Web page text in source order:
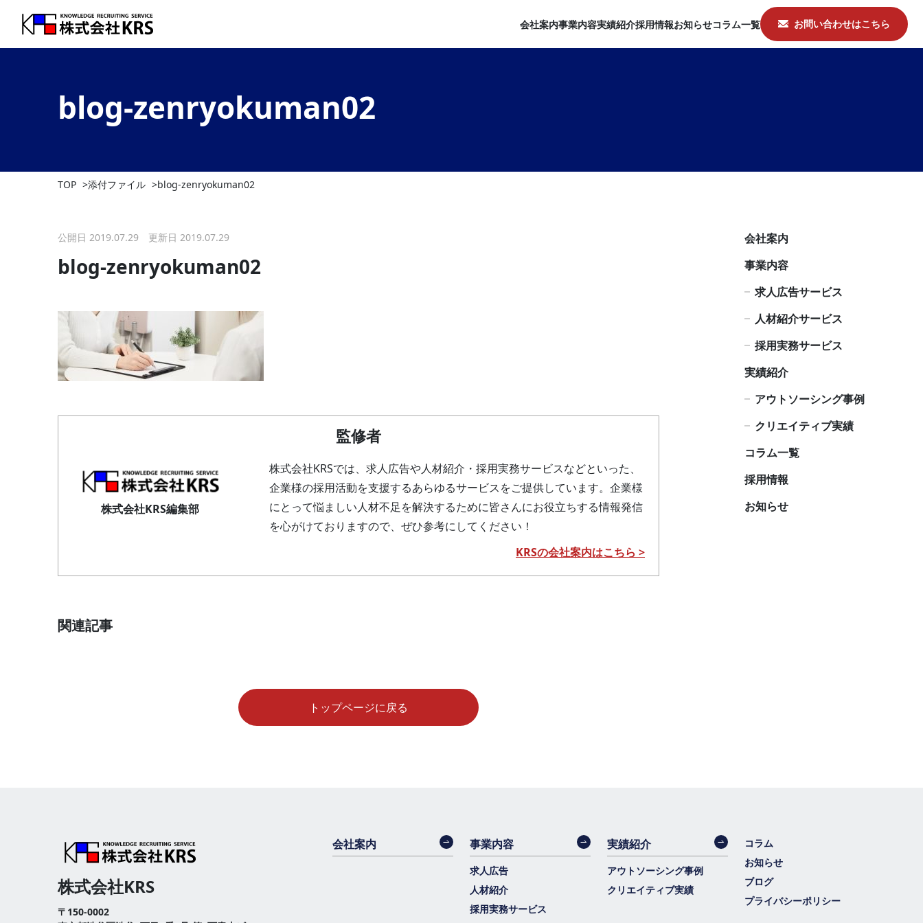
会社案内事業内容実績紹介採用情報お知らせコラム一覧 お問い合わせはこちら
blog-zenryokuman02
TOP 添付ファイル blog-zenryokuman02
公開日 2019.07.29 更新日 2019.07.29
blog-zenryokuman02
監修者
株式会社KRS編集部
株式会社KRSでは、求人広告や人材紹介・採用実務サービスなどといった、
企業様の採用活動を支援するあらゆるサービスをご提供しています。企業様
にとって悩ましい人材不足を解決するために皆さんにお役立ちする情報発信
を心がけておりますので、ぜひ参考にしてください！
KRSの会社案内はこちら >
関連記事
トップページに戻る
会社案内
事業内容
求人広告サービス
人材紹介サービス
採用実務サービス
実績紹介
アウトソーシング事例
クリエイティブ実績
コラム一覧
採用情報
お知らせ
株式会社KRS
〒150-0002
会社案内 事業内容
求人広告
人材紹介
採用実務サービス
実績紹介
アウトソーシング事例
クリエイティブ実績
コラム
お知らせ
ブログ
プライバシーポリシー